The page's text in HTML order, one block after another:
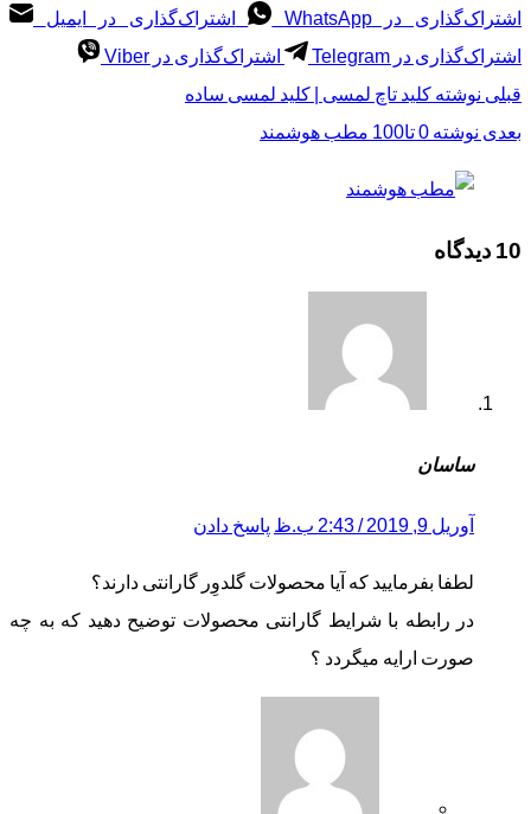
اشتراک‌گذاری در WhatsApp
اشتراک‌گذاری در ایمیل
اشتراک‌گذاری در Telegram
اشتراک‌گذاری در Viber
قبلی نوشته کلید تاچ لمسی | کلید لمسی ساده
بعدی نوشته 0 تا100 مطب هوشمند
10 دیدگاه
ساسان
آوریل 9, 2019 / 2:43 ب.ظ پاسخ دادن
لطفا بفرمایید که آیا محصولات گلدوِر گارانتی دارند؟
در رابطه با شرایط گارانتی محصولات توضیح دهید که به چه
صورت ارایه میگردد ؟